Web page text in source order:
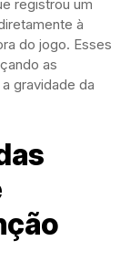
registrou um
à
do jogo. Esses
as
gravidade da